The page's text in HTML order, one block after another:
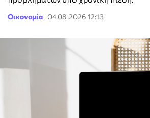
Οικονομία 04.08.2026 12:13